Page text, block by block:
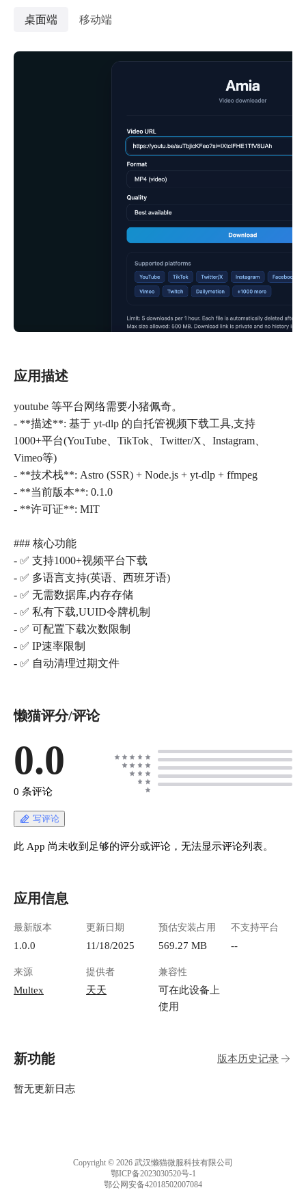
桌面端 移动端
应用描述
youtube 等平台网络需要小猪佩奇。
- **描述**: 基于 yt-dlp 的自托管视频下载工具,支持
1000+平台(YouTube、TikTok、Twitter/X、Instagram、
Vimeo等)
- **技术栈**: Astro (SSR) + Node.js + yt-dlp + ffmpeg
- **当前版本**: 0.1.0
- **许可证**: MIT
### 核心功能
- ✅ 支持1000+视频平台下载
- ✅ 多语言支持(英语、西班牙语)
- ✅ 无需数据库,内存存储
- ✅ 私有下载,UUID令牌机制
- ✅ 可配置下载次数限制
- ✅ IP速率限制
- ✅ 自动清理过期文件
懒猫评分/评论
0.0
0 条评论
写评论
此 App 尚未收到足够的评分或评论，无法显示评论列表。
应用信息
最新版本
1.0.0
更新日期
11/18/2025
预估安装占用
569.27 MB
不支持平台
--
来源
Multex
提供者
天天
兼容性
可在此设备上
使用
新功能 版本历史记录
暂无更新日志
Copyright © 2026 武汉懒猫微服科技有限公司
鄂ICP备2023030520号-1
鄂公网安备42018502007084